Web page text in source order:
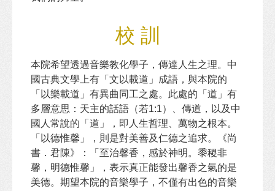
校 訓
本院希望透過音樂教化學子，傳達人生之理。中
國古典文學上有「文以載道」成語，與本院的
「以樂載道」有異曲同工之處。此處的「道」有
多層意思：天主的話語（若1:1）、傳道，以及中
國人常說的「道」，即人生哲理、萬物之根本。
「以德惟馨」，則是對美善及仁德之追求。《尚
書．君陳》：「至治馨香，感於神明。黍稷非
馨，明德惟馨」，表示真正能發出馨香之氣的是
美德。期望本院的音樂學子，不僅有出色的音樂